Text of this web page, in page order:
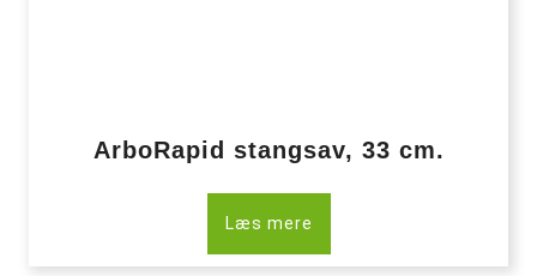
ArboRapid stangsav, 33 cm.
Læs mere